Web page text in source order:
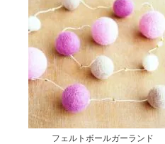
フェルトボールガーランド